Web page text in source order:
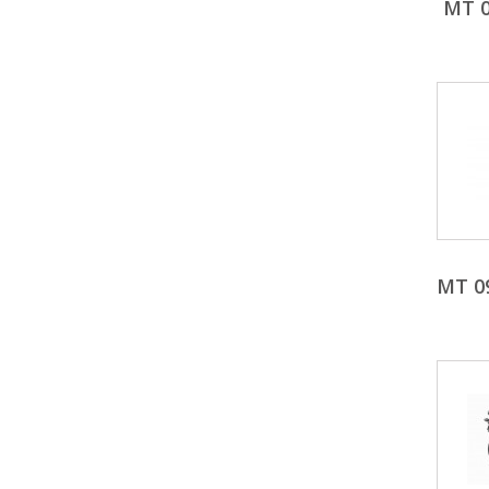
MT
MT